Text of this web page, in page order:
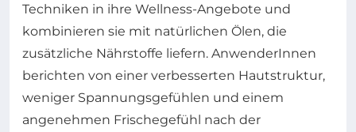
Techniken in ihre Wellness-Angebote und
kombinieren sie mit natürlichen Ölen, die
zusätzliche Nährstoffe liefern. AnwenderInnen
berichten von einer verbesserten Hautstruktur,
weniger Spannungsgefühlen und einem
angenehmen Frischegefühl nach der